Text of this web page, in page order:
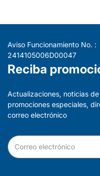
Aviso Funcionamiento No. :
2414105006D00047
Reciba
Actualizaciones, noticias
promociones especiales,
correo electrónico